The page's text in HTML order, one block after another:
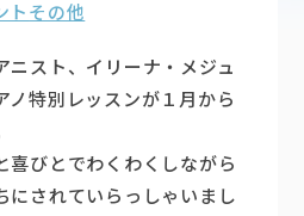
ト その他
ニスト、イリーナ・メジュ
ノ特別レッスンが１月から
喜びとでわくわくしながら
にされていらっしゃいまし